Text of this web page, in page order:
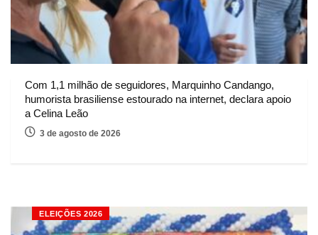
Com 1,1 milhão de seguidores, Marquinho Candango,
humorista brasiliense estourado na internet, declara apoio
a Celina Leão
3 de agosto de 2026
ELEIÇÕES 2026